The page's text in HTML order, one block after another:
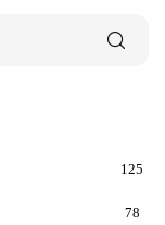
125
78